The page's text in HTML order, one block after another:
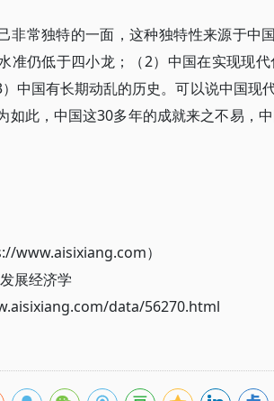
非常独特的一面，这种独特性来源于中
准仍低于四小龙；（2）中国在实现现
中国有长期动乱的历史。可以说中国现
如此，中国这30多年的成就来之不易，
www.aisixiang.com）
发展经济学
data/56270.html